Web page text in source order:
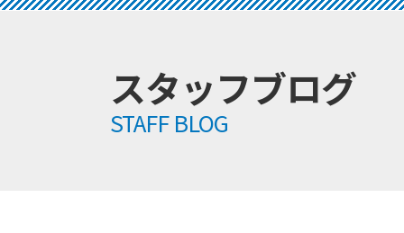
スタッフブログ
STAFF BLOG